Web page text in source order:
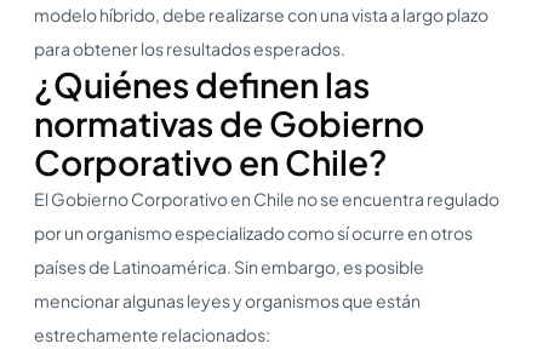
modelo híbrido, debe realizarse con una vista a largo plazo
para obtener los resultados esperados.
¿Quiénes definen las
normativas de Gobierno
Corporativo en Chile?
El Gobierno Corporativo en Chile no se encuentra regulado
por un organismo especializado como sí ocurre en otros
países de Latinoamérica. Sin embargo, es posible
mencionar algunas leyes y organismos que están
estrechamente relacionados: